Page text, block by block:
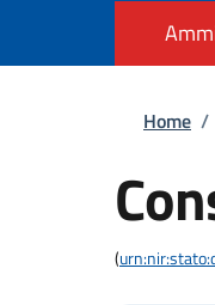
Home /
(